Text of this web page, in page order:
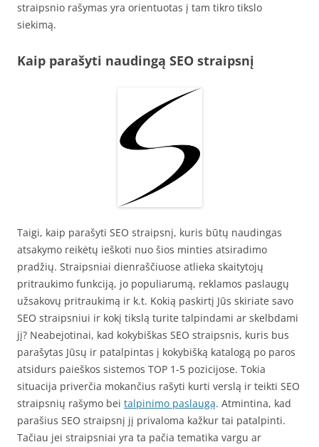
straipsnio rašymas yra orientuotas į tam tikro tikslo
siekimą.
Kaip parašyti naudingą SEO straipsnį
Taigi, kaip parašyti SEO straipsnį, kuris būtų naudingas
atsakymo reikėtų ieškoti nuo šios minties atsiradimo
pradžių. Straipsniai dienraščiuose atlieka skaitytojų
pritraukimo funkciją, jo populiarumą, reklamos paslaugų
užsakovų pritraukimą ir k.t. Kokią paskirtį Jūs skiriate savo
SEO straipsniui ir kokį tikslą turite talpindami ar skelbdami
jį? Neabejotinai, kad kokybiškas SEO straipsnis, kuris bus
parašytas Jūsų ir patalpintas į kokybišką katalogą po paros
atsidurs paieškos sistemos TOP 1-5 pozicijose. Tokia
situacija priverčia mokančius rašyti kurti verslą ir teikti SEO
straipsnių rašymo bei talpinimo paslaugą. Atmintina, kad
parašius SEO straipsnį jį privaloma kažkur tai patalpinti.
Tačiau jei straipsniai yra ta pačia tematika vargu ar